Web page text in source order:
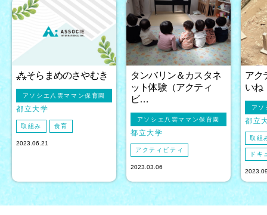
⁂そらまめのさやむき
アソシエ八雲ママン保育園
都立大学
取組み 食育
2023.06.21
タンバリン＆カスタネ
ット体験（アクティ
ビ…
アソシエ八雲ママン保育園
都立大学
アクティビティ
2023.03.06
アク
い
アソ
都立
取組
ドキ